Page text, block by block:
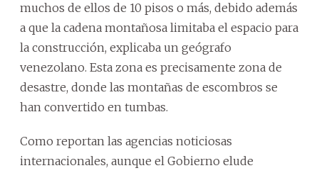
muchos de ellos de 10 pisos o más, debido además
a que la cadena montañosa limitaba el espacio para
la construcción, explicaba un geógrafo
venezolano. Esta zona es precisamente zona de
desastre, donde las montañas de escombros se
han convertido en tumbas.
Como reportan las agencias noticiosas
internacionales, aunque el Gobierno elude